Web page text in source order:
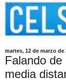
martes, 12 de marzo de
Falando
media